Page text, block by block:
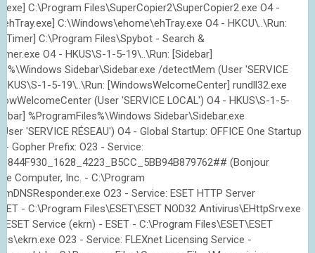
C:\Program Files\SuperCopier2\SuperCopier2.exe O4 -
C:\Windows\ehome\ehTray.exe O4 - HKCU\..\Run:
C:\Program Files\Spybot - Search &
O4 - HKUS\S-1-5-19\..\Run: [Sidebar]
Sidebar\Sidebar.exe /detectMem (User 'SERVICE
1-5-19\..\Run: [WindowsWelcomeCenter] rundll32.exe
(User 'SERVICE LOCAL') O4 - HKUS\S-1-5-
%ProgramFiles%\Windows Sidebar\Sidebar.exe
'SERVICE RÉSEAU') O4 - Global Startup: OFFICE One Startup
- Gopher Prefix: O23 - Service:
(Bonjour
Computer, Inc. - C:\Program
O23 - Service: ESET HTTP Server
- C:\Program Files\ESET\ESET NOD32 Antivirus\EHttpSrv.exe
ESET Service (ekrn) - ESET - C:\Program Files\ESET\ESET
O23 - Service: FLEXnet Licensing Service -